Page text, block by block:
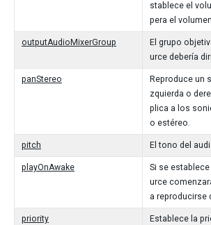
stablece el
pera el
outputAudioMixerGroup
El grupo
urce debería
panStereo
Reproduce un
zquierda o
plica a los
o estéreo.
pitch El tono del
playOnAwake
Si se
urce
a reproducirse
priority
Establece la